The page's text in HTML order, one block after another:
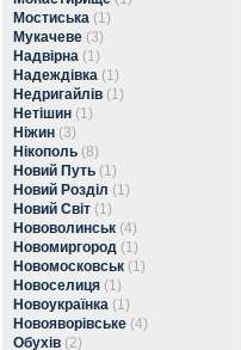
Мостиська (1)
Мукачеве (3)
Надвірна (1)
Надеждівка (1)
Недригайлів (1)
Нетішин (1)
Ніжин (3)
Нікополь (8)
Новий Путь (1)
Новий Розділ (1)
Новий Світ (1)
Нововолинськ (4)
Новомиргород (1)
Новомосковськ (1)
Новоселиця (1)
Новоукраїнка (1)
Новояворівське (4)
Обухів (2)